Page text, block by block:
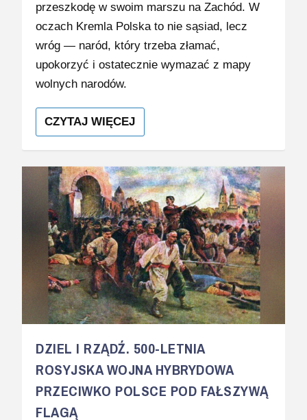
przeszkodę w swoim marszu na Zachód. W
oczach Kremla Polska to nie sąsiad, lecz
wróg — naród, który trzeba złamać,
upokorzyć i ostatecznie wymazać z mapy
wolnych narodów.
CZYTAJ WIĘCEJ
DZIEL I RZĄDŹ. 500-LETNIA
ROSYJSKA WOJNA HYBRYDOWA
PRZECIWKO POLSCE POD FAŁSZYWĄ
FLAGĄ